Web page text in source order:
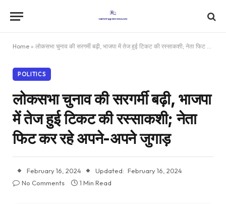
Home » लोकसभा चुनाव की सरगर्मी बढ़ी, भाजपा में तेज हुई टिकट की रस्साकशी; नेता फिट कर रहे अपने-अपने जुगाड़
POLITICS
लोकसभा चुनाव की सरगर्मी बढ़ी, भाजपा
में तेज हुई टिकट की रस्साकशी; नेता
फिट कर रहे अपने-अपने जुगाड़
February 16, 2024 Updated: February 16, 2024
No Comments
1 Min Read